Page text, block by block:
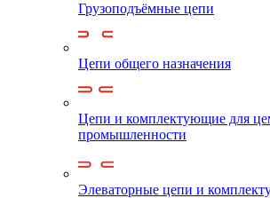
Грузоподъёмные цепи
Цепи общего назначения
Цепи и комплектующие для
промышленности
Элеваторные цепи и